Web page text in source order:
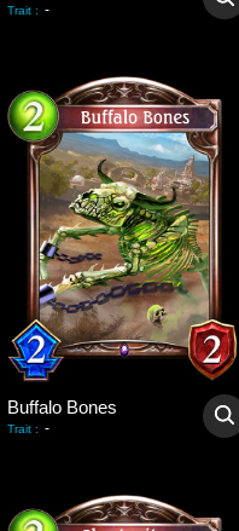
Trait : -
Buffalo Bones
Trait : -